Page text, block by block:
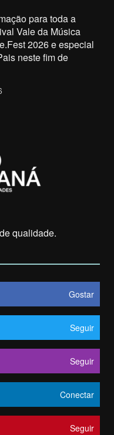
para toda a
Vale da Música
2026 e especial
neste fim de
qualidade.
Gostar
Seguir
Seguir
Conectar
Seguir